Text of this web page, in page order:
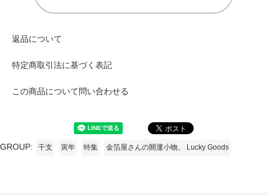
返品について
特定商取引法に基づく表記
この商品について問い合わせる
GROUP: 干支 寅年 特集 金箔屋さんの開運小物。 Lucky Goods